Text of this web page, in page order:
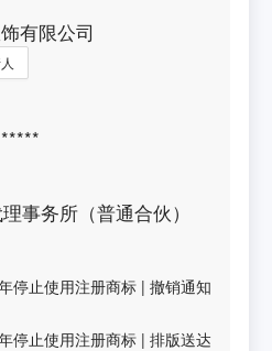
有限公司
事务所（普通合伙）
停止使用注册商标 |撤销通知
停止使用注册商标 |排版送达